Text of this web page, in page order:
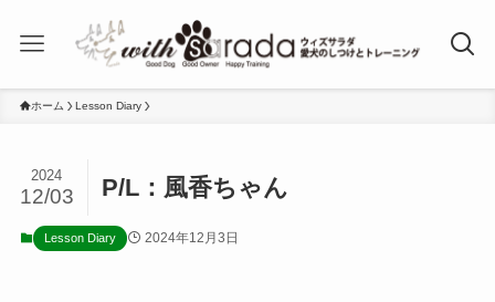
ホーム Lesson Diary
P/L：風香ちゃん
2024
12/03
Lesson Diary 2024年12月3日